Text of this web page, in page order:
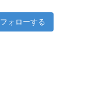
フォローする